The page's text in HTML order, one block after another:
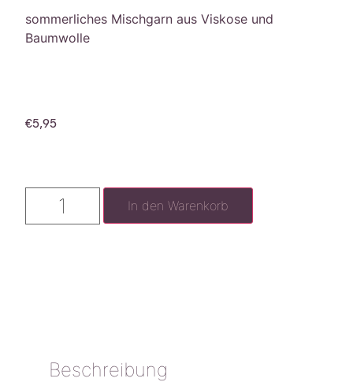
sommerliches Mischgarn aus Viskose und
Baumwolle
€5,95
In den Warenkorb
Beschreibung